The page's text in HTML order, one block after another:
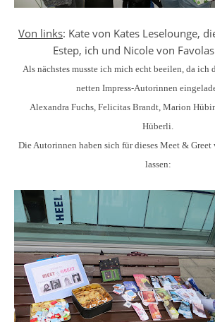
Von links: Kate von Kates Leselounge,
Estep, ich und Nicole von
Als nächstes musste ich mich echt beeilen, da ich
netten Impress-Autorinnen
Alexandra Fuchs, Felicitas Brandt, Marion
Hüberli.
Die Autorinnen haben sich für dieses Meet &
lassen: